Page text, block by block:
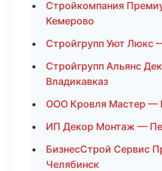
Стройкомпания
Кемерово
Стройгрупп Уют Люкс
Стройгрупп Альянс
Владикавказ
ООО Кровля Мастер —
ИП Декор Монтаж —
БизнесСтрой Сервис
Челябинск